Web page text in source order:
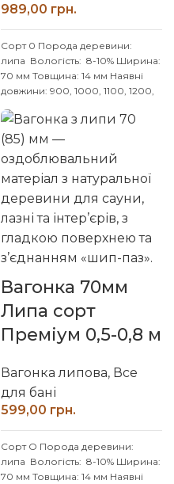
грн.
Сорт 0 Порода деревини:
липа Вологість: 8-10% Ширина:
70 мм Товщина: 14 мм Наявні
довжини: 900, 1000, 1100, 1200,
1800, 1900 мм Індивідуальні
розміри погоджуйте із
менеджером
Вагонка 70мм
Липа сорт
Преміум 0,5-0,8 м
Вагонка липова, Все
для бані
грн.
Сорт О Порода деревини:
липа Вологість: 8-10% Ширина:
70 мм Товщина: 14 мм Наявні